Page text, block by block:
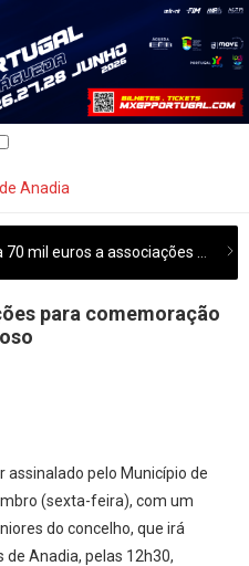
para comemoração
assinalado pelo Município de
(sexta-feira), com um
do concelho, que irá
Anadia, pelas 12h30,